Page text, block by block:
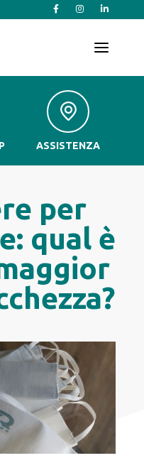
T
v
g
ASSISTENZA
per
qual è